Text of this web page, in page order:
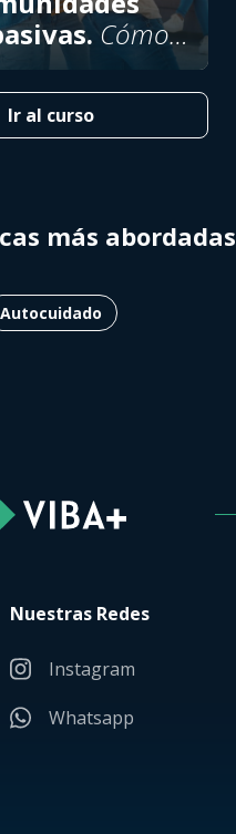
Cómo
la conexión
Ir al curso
más abordadas
Autocuidado
Nuestras Redes
Instagram
Whatsapp